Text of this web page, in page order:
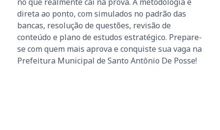
direta ao ponto, com simulados no padrão das
bancas, resolução de questões, revisão de
conteúdo e plano de estudos estratégico. Prepare-
se com quem mais aprova e conquiste sua vaga na
Prefeitura Municipal de Santo Antônio De Posse!